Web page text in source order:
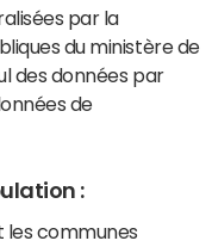
par la
du ministère de
des données par
de
:
communes